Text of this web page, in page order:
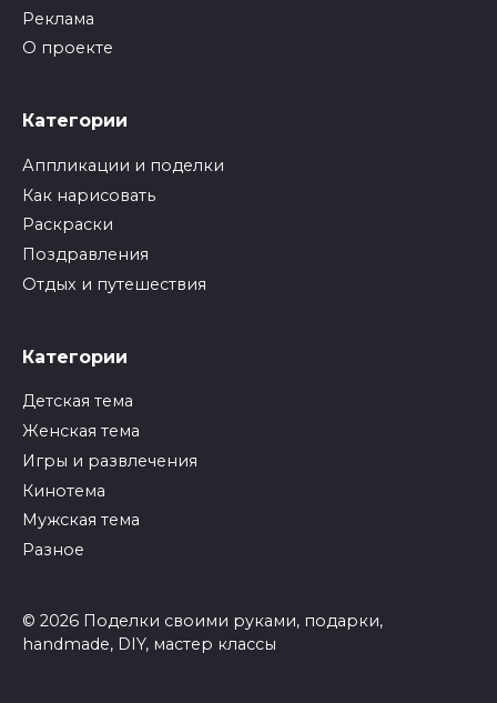
Реклама
О проекте
Категории
Аппликации и поделки
Как нарисовать
Раскраски
Поздравления
Отдых и путешествия
Категории
Детская тема
Женская тема
Игры и развлечения
Кинотема
Мужская тема
Разное
© 2026 Поделки своими руками, подарки,
handmade, DIY, мастер классы